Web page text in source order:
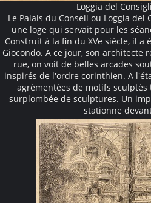
Loggia del
Le Palais du Conseil ou Loggia del
une loge qui servait pour les
Construit à la fin du XVe siècle, il a
Giocondo. A ce jour, son architecte
rue, on voit de belles arcades
inspirés de l'ordre corinthien. A
agrémentées de motifs
surplombée de sculptures. Un
stationne